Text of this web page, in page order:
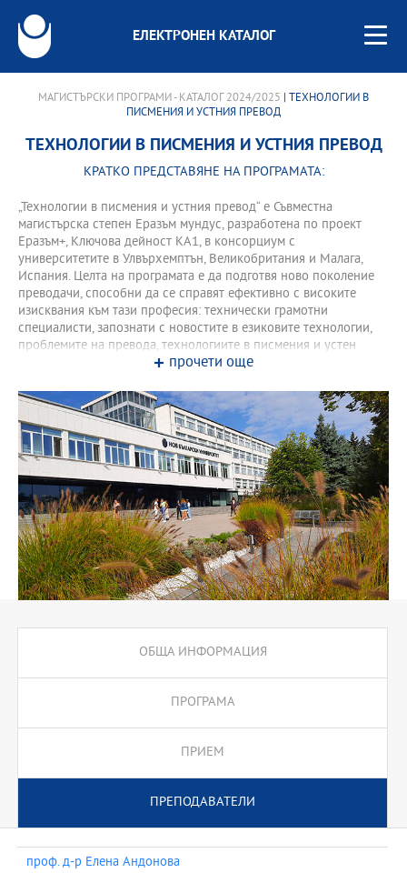
ЕЛЕКТРОНЕН КАТАЛОГ
МАГИСТЪРСКИ ПРОГРАМИ - КАТАЛОГ 2024/2025 | ТЕХНОЛОГИИ В
ПИСМЕНИЯ И УСТНИЯ ПРЕВОД
ТЕХНОЛОГИИ В ПИСМЕНИЯ И УСТНИЯ ПРЕВОД
КРАТКО ПРЕДСТАВЯНЕ НА ПРОГРАМАТА:
„Технологии в писмения и устния превод“ е Съвместна
магистърска степен Еразъм мундус, разработена по проект
Еразъм+, Ключова дейност КА1, в консорциум с
университетите в Улвърхемптън, Великобритания и Малага,
Испания. Целта на програмата е да подготвя ново поколение
преводачи, способни да се справят ефективно с високите
изисквания към тази професия: технически грамотни
специалисти, запознати с новостите в езиковите технологии,
проблемите на превода, технологиите в писмения и устен
превод, електронните езикови ресурси в помощ на преводача.
Програмата предлага теоретични курсове по структурна,
корпусна и компютърна лингвистика и проблеми на превода,
но има предимно практическа насоченост.
прочети още
ОБЩА ИНФОРМАЦИЯ
ПРОГРАМА
ПРИЕМ
ПРЕПОДАВАТЕЛИ
проф. д-р Елена Андонова